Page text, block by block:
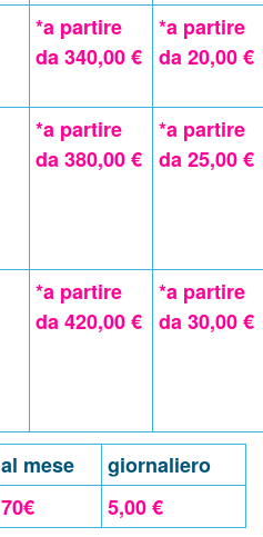
*a partire
da 340,00 €
*a partire
da 20,00 €
*a partire
da 380,00 €
*a partire
da 25,00 €
*a partire
da 420,00 €
*a partire
da 30,00 €
al mese
giornaliero
70€ 5,00 €